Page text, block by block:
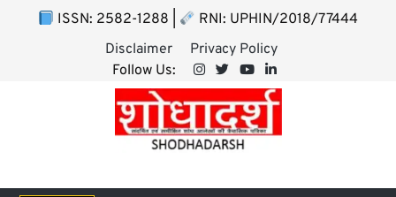
ISSN: 2582-1288 |
RNI: UPHIN/2018/77444
Disclaimer
Privacy Policy
Follow Us: